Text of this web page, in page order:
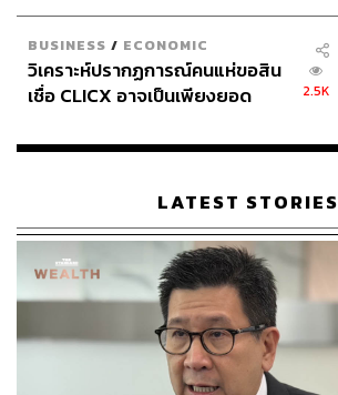
BUSINESS / ECONOMIC
วิเคราะห์ปรากฏการณ์คนแห่ขอสิน
เชื่อ CLICX อาจเป็นเพียงยอด
เรือนไทยที่ถูกซุกไว้
2.5K
LATEST STORIES